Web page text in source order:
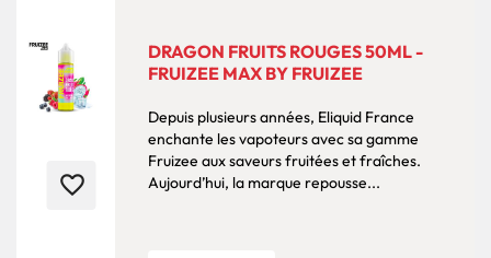
favorite_border
DRAGON FRUITS ROUGES 50ML -
FRUIZEE MAX BY FRUIZEE
Depuis plusieurs années, Eliquid France
enchante les vapoteurs avec sa gamme
Fruizee aux saveurs fruitées et fraîches.
Aujourd’hui, la marque repousse...